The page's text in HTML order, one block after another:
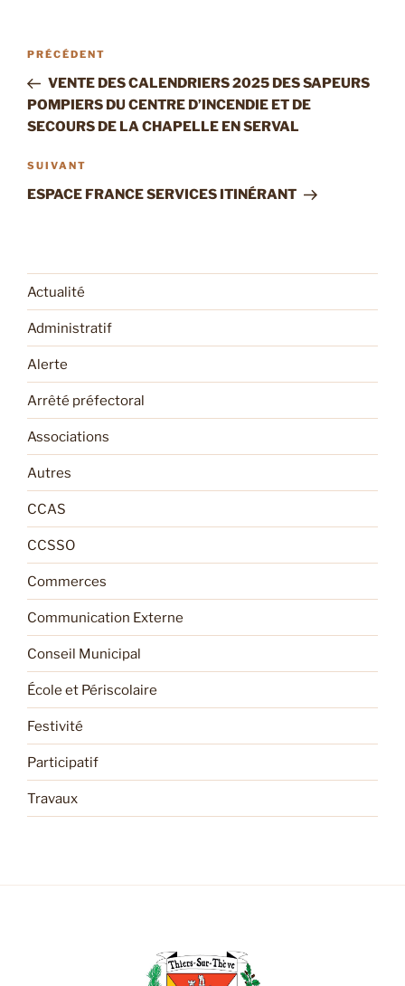
Navigation
l’article
Article
précédent
PRÉCÉDENT
VENTE DES CALENDRIERS 2025 DES SAPEURS
POMPIERS DU CENTRE D’INCENDIE ET DE
SECOURS DE LA CHAPELLE EN SERVAL
Article
suivant
SUIVANT
ESPACE FRANCE SERVICES ITINÉRANT
Actualité
Administratif
Alerte
Arrêté préfectoral
Associations
Autres
CCAS
CCSSO
Commerces
Communication Externe
Conseil Municipal
École et Périscolaire
Festivité
Participatif
Travaux